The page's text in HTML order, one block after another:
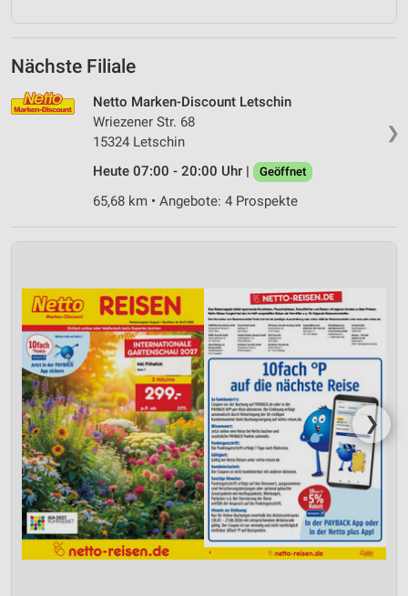
Nächste Filiale
❯
Netto Marken-Discount Letschin
Wriezener Str. 68
15324 Letschin
Heute 07:00 - 20:00 Uhr |
Geöffnet
65,68 km • Angebote: 4 Prospekte
❯